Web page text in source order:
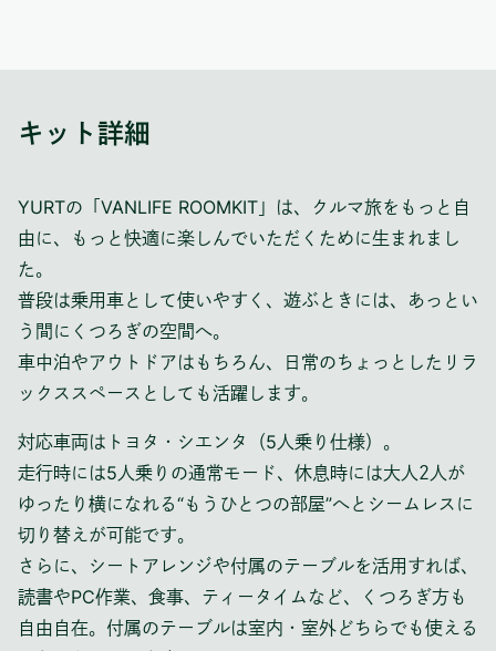
キット詳細
YURTの「VANLIFE ROOMKIT」は、クルマ旅をもっと自
由に、もっと快適に楽しんでいただくために生まれまし
た。
普段は乗用車として使いやすく、遊ぶときには、あっとい
う間にくつろぎの空間へ。
車中泊やアウトドアはもちろん、日常のちょっとしたリラ
ックススペースとしても活躍します。
対応車両はトヨタ・シエンタ（5人乗り仕様）。
走行時には5人乗りの通常モード、休息時には大人2人が
ゆったり横になれる“もうひとつの部屋”へとシームレスに
切り替えが可能です。
さらに、シートアレンジや付属のテーブルを活用すれば、
読書やPC作業、食事、ティータイムなど、くつろぎ方も
自由自在。付属のテーブルは室内・室外どちらでも使える